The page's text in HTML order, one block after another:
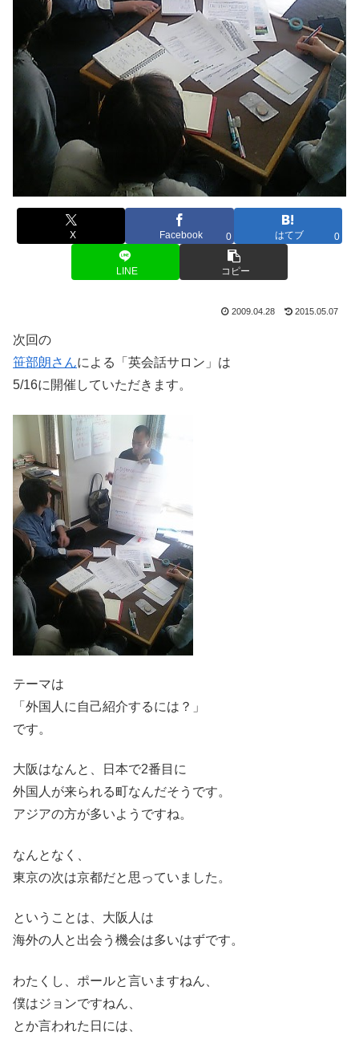
X Facebook 0 はてブ 0
LINE コピー
2009.04.28 2015.05.07
次回の
笹部朗さんによる「英会話サロン」は
5/16に開催していただきます。
テーマは
「外国人に自己紹介するには？」
です。
大阪はなんと、日本で2番目に
外国人が来られる町なんだそうです。
アジアの方が多いようですね。
なんとなく、
東京の次は京都だと思っていました。
ということは、大阪人は
海外の人と出会う機会は多いはずです。
わたくし、ポールと言いますねん、
僕はジョンですねん、
とか言われた日には、